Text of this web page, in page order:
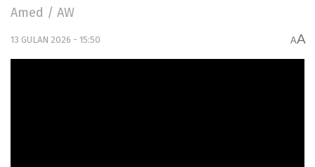
Amed / AW
13 GULAN 2026 - 15:50 AA